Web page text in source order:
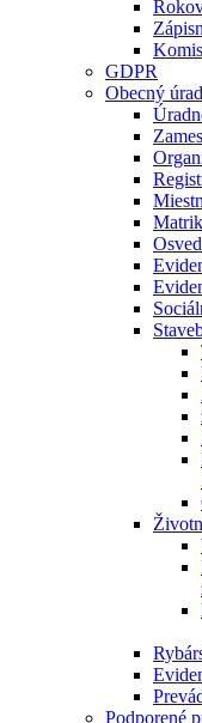
GDPR
Obecný úrad
Podporené